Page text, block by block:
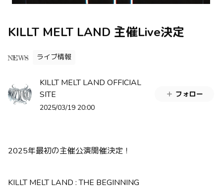
KILLT MELT LAND 主催Live決定
NEWS ライブ情報
KILLT MELT LAND OFFICIAL
SITE
2025/03/19 20:00
フォロー
2025年最初の主催公演開催決定！
KILLT MELT LAND : THE BEGINNING